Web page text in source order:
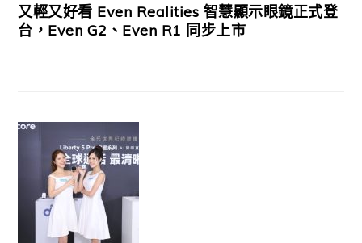
又輕又好看 Even Realities 智慧顯示眼鏡正式登
台，Even G2、Even R1 同步上市